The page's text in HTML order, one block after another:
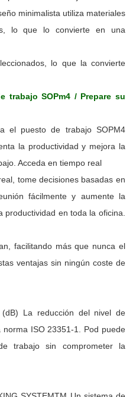
minimalista utiliza materiales
lo que lo convierte en una
lo que la convierte
trabajo SOPm4 / Prepare su
el puesto de trabajo SOPM4
la productividad y mejora la
Acceda en tiempo real
tome decisiones basadas en
fácilmente y aumente la
productividad en toda la oficina.
facilitando más que nunca el
ventajas sin ningún coste de
(dB) La reducción del nivel de
ISO 23351-1. Pod puede
trabajo sin comprometer la